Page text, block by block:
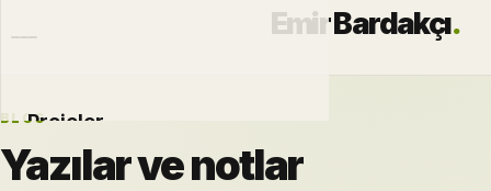
Emir Bardakçı.
Projeler
Otomobiller
BLOG
Yazılar ve notlar